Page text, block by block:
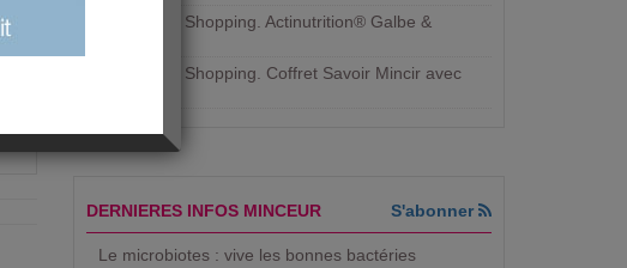
Aujourdhui Shopping. Actinutrition® Galbe &
Aujourdhui Shopping. ​Coffret Savoir Mincir avec
DERNIERES INFOS MINCEUR S'abonner
Le microbiotes : vive les bonnes bactéries